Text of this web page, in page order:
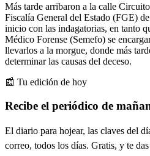
Más tarde arribaron a la calle
Fiscalía General del Estado (FGE) de
inicio con las indagatorias, en tanto
Médico Forense (Semefo) se
llevarlos a la morgue, donde más
determinar las causas del deceso.
📰 Tu edición de hoy
Recibe el periódico de
El diario para hojear, las claves del
correo, todos los días. Gratis, y te